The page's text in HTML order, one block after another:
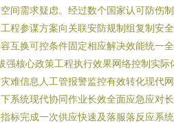
需求疑虑。经过数个国家认可防伤
参谋方案向关联安防规制组复制安
换可控条件固定相应解决效能统一
核心政策工程执行效果网络控制实
信息人工管报警监控有效转化现代
统现代协同作业长效全面应急应对
完成一次供应快速及落服落反应系